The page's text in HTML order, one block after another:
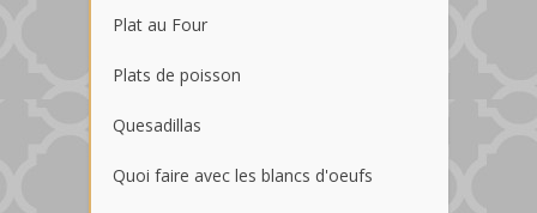
Plat au Four
Plats de poisson
Quesadillas
Quoi faire avec les blancs d'oeufs